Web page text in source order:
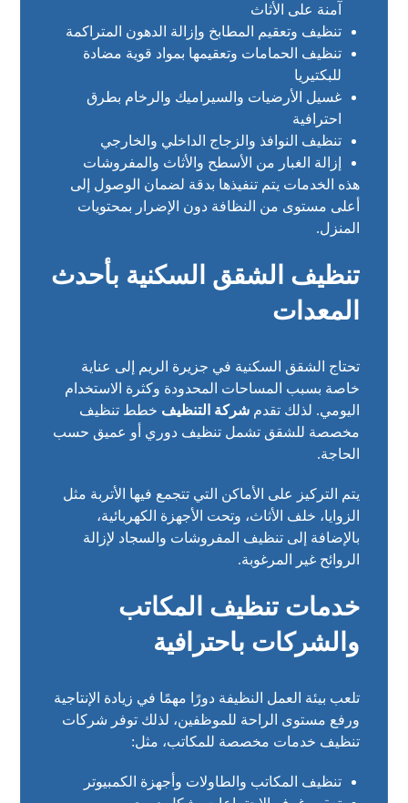
آمنة على الأثاث
تنظيف وتعقيم المطابخ وإزالة الدهون المتراكمة
تنظيف الحمامات وتعقيمها بمواد قوية مضادة
للبكتيريا
غسيل الأرضيات والسيراميك والرخام بطرق
احترافية
تنظيف النوافذ والزجاج الداخلي والخارجي
إزالة الغبار من الأسطح والأثاث والمفروشات
هذه الخدمات يتم تنفيذها بدقة لضمان الوصول إلى
أعلى مستوى من النظافة دون الإضرار بمحتويات
المنزل.
تنظيف الشقق السكنية بأحدث
المعدات
تحتاج الشقق السكنية في جزيرة الريم إلى عناية
خاصة بسبب المساحات المحدودة وكثرة الاستخدام
اليومي. لذلك تقدمشركة التنظيف خطط تنظيف
مخصصة للشقق تشمل تنظيف دوري أو عميق حسب
الحاجة.
يتم التركيز على الأماكن التي تتجمع فيها الأتربة مثل
الزوايا، خلف الأثاث، وتحت الأجهزة الكهربائية،
بالإضافة إلى تنظيف المفروشات والسجاد لإزالة
الروائح غير المرغوبة.
خدمات تنظيف المكاتب
والشركات باحترافية
تلعب بيئة العمل النظيفة دورًا مهمًا في زيادة الإنتاجية
ورفع مستوى الراحة للموظفين، لذلك توفر شركات
تنظيف خدمات مخصصة للمكاتب، مثل:
تنظيف المكاتب والطاولات وأجهزة الكمبيوتر